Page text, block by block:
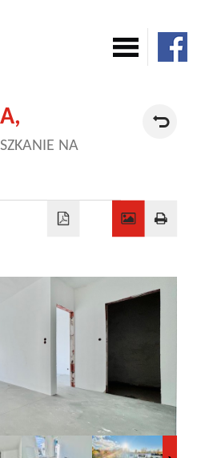
Komercja
Nowe
Inwestycje
PROMOCJE
NA